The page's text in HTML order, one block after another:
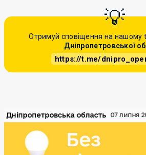
Отримуй сповіщення на нашому
Дніпропетровської
https://t.me/